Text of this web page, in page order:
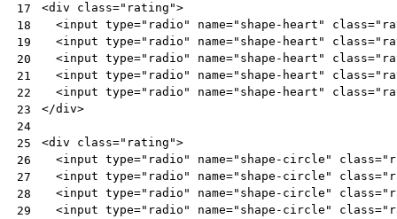
17
18
19
20
21
22
23
24
25
26
27
28
29
<div class="rating">
<input type="radio" name="shape-heart" class=
<input type="radio" name="shape-heart" class=
<input type="radio" name="shape-heart" class=
<input type="radio" name="shape-heart" class=
<input type="radio" name="shape-heart" class=
</div>
<div class="rating">
<input type="radio" name="shape-circle" class=
<input type="radio" name="shape-circle" class=
<input type="radio" name="shape-circle" class=
<input type="radio" name="shape-circle" class=